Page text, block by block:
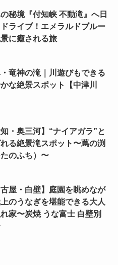
秘境『付知峡 不動滝』へ日
ライブ！エメラルドブルー
に癒される旅
竜神の滝｜川遊びもできる
な絶景スポット【中津川
知・奥三河】“ナイアガラ”と
る絶景滝スポット〜蔦の渕
たのふち）〜
古屋・白壁】庭園を眺めなが
のうなぎを堪能できる大人
家〜炭焼 うな富士 白壁別